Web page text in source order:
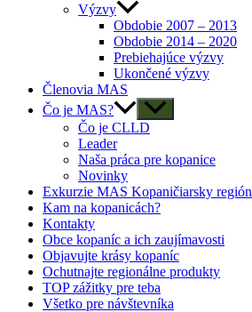
Výzvy
Obdobie 2007 – 2013
Obdobie 2014 – 2020
Prebiehajúce výzvy
Ukončené výzvy
Členovia MAS
Čo je MAS?
Čo je CLLD
Leader
Naša práca pre kopanice
Novinky
Exkurzie MAS Kopaničiarsky región
Kam na kopanicách?
Kontakty
Obce kopaníc a ich zaujímavosti
Objavujte krásy kopaníc
Ochutnajte regionálne produkty
TOP zážitky pre teba
Všetko pre návštevníka